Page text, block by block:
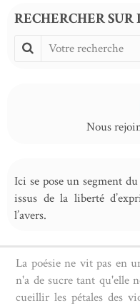
RECHERCHER SUR
Nous
Ici se pose un segment
issus de la liberté
l’avers.
La poésie ne vit pas en
n'a de sucre tant qu'elle
cueillir les pétales des